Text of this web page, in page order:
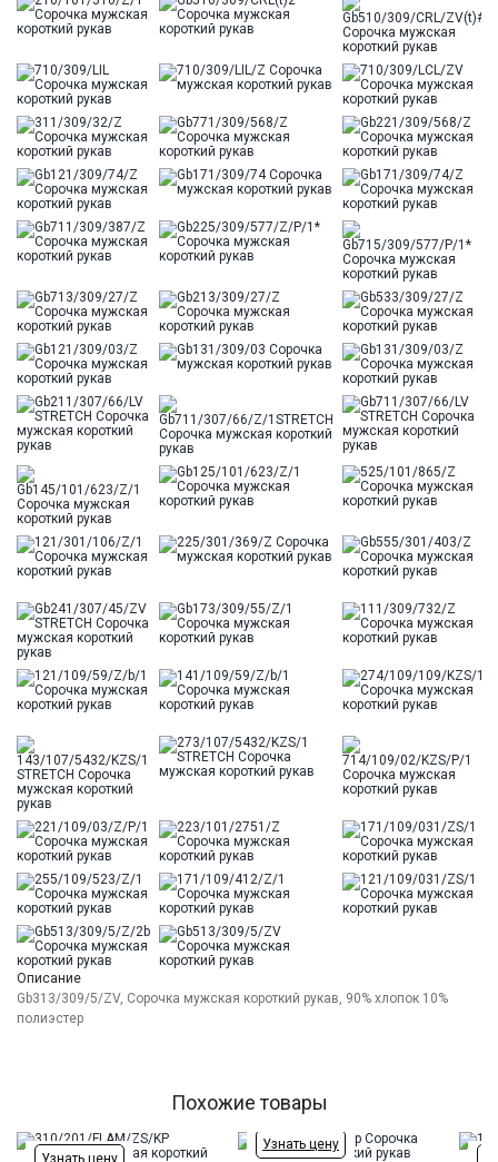
Описание
Gb313/309/5/ZV, Сорочка мужская короткий рукав, 90% хлопок 10%
полиэстер
Похожие товары
Узнать цену
Узнать цену